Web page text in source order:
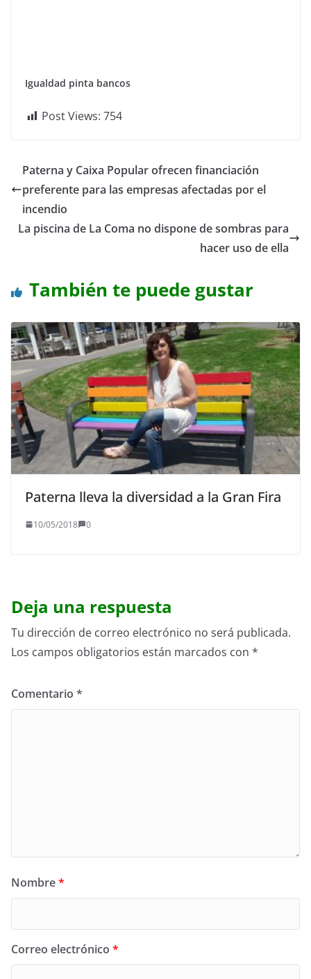
Igualdad pinta bancos
Post Views: 754
Paterna y Caixa Popular ofrecen financiación
preferente para las empresas afectadas por el
incendio
La piscina de La Coma no dispone de sombras para
hacer uso de ella
También te puede gustar
Paterna lleva la diversidad a la Gran Fira
10/05/2018 0
Deja una respuesta
Tu dirección de correo electrónico no será publicada.
Los campos obligatorios están marcados con *
Comentario *
Nombre*
Correo electrónico *